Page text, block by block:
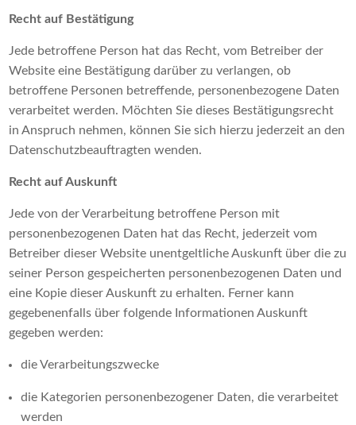
Recht auf Bestätigung
Jede betroffene Person hat das Recht, vom Betreiber der
Website eine Bestätigung darüber zu verlangen, ob
betroffene Personen betreffende, personenbezogene Daten
verarbeitet werden. Möchten Sie dieses Bestätigungsrecht
in Anspruch nehmen, können Sie sich hierzu jederzeit an den
Datenschutzbeauftragten wenden.
Recht auf Auskunft
Jede von der Verarbeitung betroffene Person mit
personenbezogenen Daten hat das Recht, jederzeit vom
Betreiber dieser Website unentgeltliche Auskunft über die zu
seiner Person gespeicherten personenbezogenen Daten und
eine Kopie dieser Auskunft zu erhalten. Ferner kann
gegebenenfalls über folgende Informationen Auskunft
gegeben werden:
die Verarbeitungszwecke
die Kategorien personenbezogener Daten, die verarbeitet
werden